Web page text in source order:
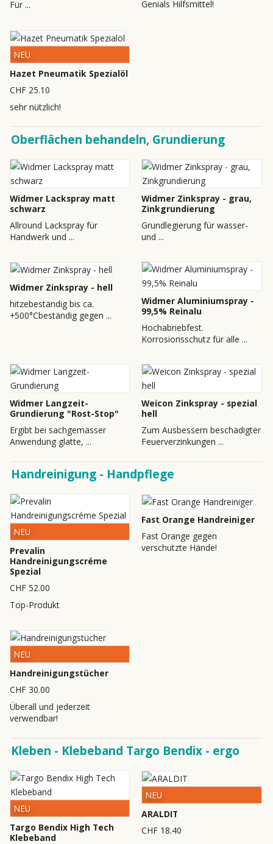
Für ...
Genials Hilfsmittel!
NEU
Hazet Pneumatik Spezialöl
CHF 25.10
sehr nützlich!
Oberflächen behandeln, Grundierung
Widmer Lackspray matt
schwarz
Allround Lackspray für
Handwerk und ...
Widmer Zinkspray - grau,
Zinkgrundierung
Grundlegierung für wasser-
und ...
Widmer Zinkspray - hell
hitzebeständig bis ca.
+500°Cbeständig gegen ...
Widmer Aluminiumspray -
99,5% Reinalu
Hochabriebfest.
Korrosionsschutz für alle ...
Widmer Langzeit-
Grundierung "Rost-Stop"
Ergibt bei sachgemässer
Anwendung glatte, ...
Weicon Zinkspray - spezial
hell
Zum Ausbessern beschädigter
Feuerverzinkungen ...
Handreinigung - Handpflege
NEU
Prevalin
Handreinigungscréme
Spezial
CHF 52.00
Top-Produkt
Fast Orange Handreiniger
Fast Orange gegen
verschutzte Hände!
NEU
Handreinigungstücher
CHF 30.00
Überall und jederzeit
verwendbar!
Kleben - Klebeband Targo Bendix - ergo
NEU
Targo Bendix High Tech
Klebeband
NEU
ARALDIT
CHF 18.40